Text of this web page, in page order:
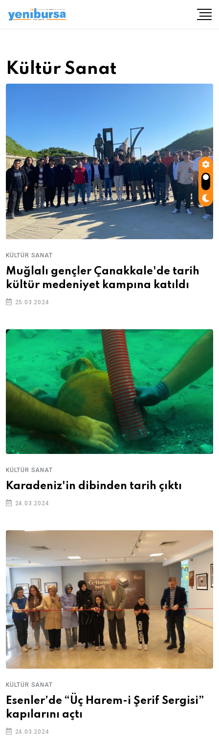
Kültür Sanat
KÜLTÜR SANAT
Muğlalı gençler Çanakkale'de tarih
kültür medeniyet kampına katıldı
25.03.2024
KÜLTÜR SANAT
Karadeniz'in dibinden tarih çıktı
24.03.2024
KÜLTÜR SANAT
Esenler’de “Üç Harem-i Şerif Sergisi”
kapılarını açtı
24.03.2024